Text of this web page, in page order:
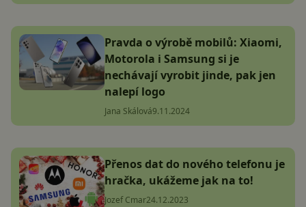
Pravda o výrobě mobilů: Xiaomi,
Motorola i Samsung si je
nechávají vyrobit jinde, pak jen
nalepí logo
Jana Skálová9.11.2024
Přenos dat do nového telefonu je
hračka, ukážeme jak na to!
Jozef Cmar24.12.2023